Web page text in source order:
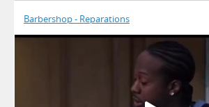
Barbershop - Reparations